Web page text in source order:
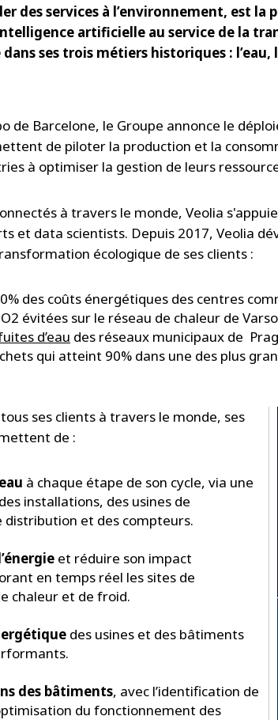
des services à l’environnement, est la
artificielle au service de la
ses trois métiers historiques : l’eau,
de Barcelone, le Groupe annonce le
de piloter la production et la
à optimiser la gestion de leurs
à travers le monde, Veolia
et data scientists. Depuis 2017, Veolia
écologique de ses clients :
des coûts énergétiques des centres
évitées sur le réseau de chaleur de
d’eau des réseaux municipaux de
qui atteint 90% dans une des plus
ses clients à travers le monde, ses
de :
à chaque étape de son cycle, via une
installations, des usines de
et des compteurs.
et réduire son impact
en temps réel les sites de
chaleur et de froid.
des usines et des bâtiments
des bâtiments, avec l’identification de
du fonctionnement des